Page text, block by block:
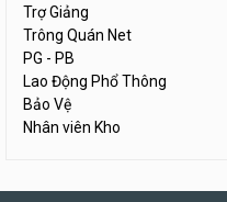
Trợ Giảng
Trông Quán Net
PG - PB
Lao Động Phổ Thông
Bảo Vệ
Nhân viên Kho